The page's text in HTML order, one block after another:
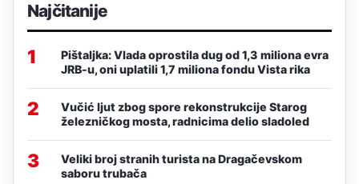
Najčitanije
1
Pištaljka: Vlada oprostila dug od 1,3 miliona evra
JRB-u, oni uplatili 1,7 miliona fondu Vista rika
2
Vučić ljut zbog spore rekonstrukcije Starog
železničkog mosta, radnicima delio sladoled
3
Veliki broj stranih turista na Dragačevskom
saboru trubača